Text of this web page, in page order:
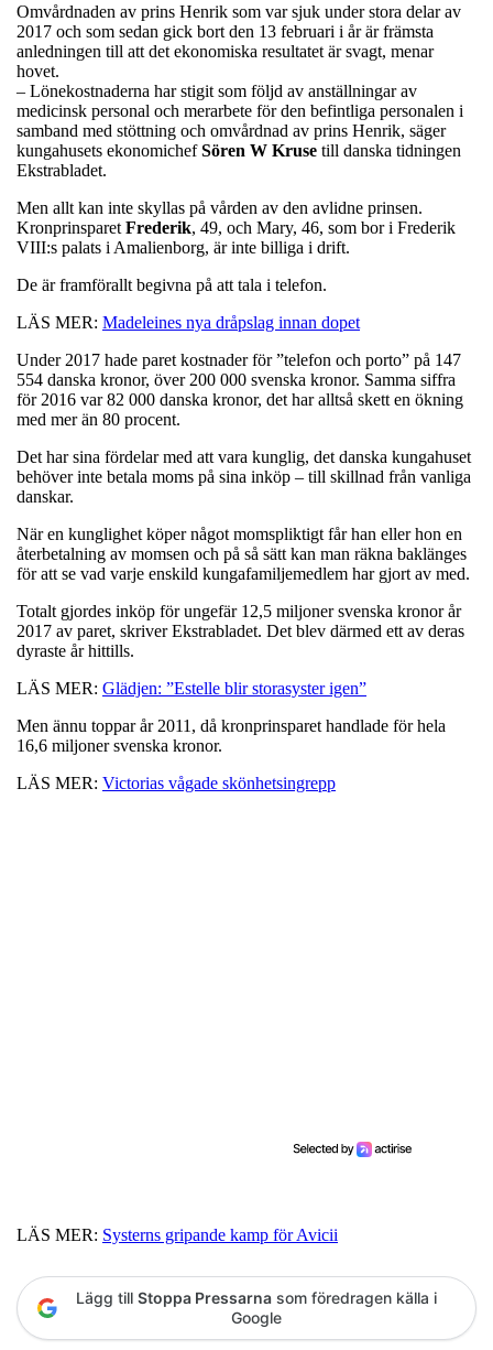
Omvårdnaden av prins Henrik som var sjuk under stora delar av
2017 och som sedan gick bort den 13 februari i år är främsta
anledningen till att det ekonomiska resultatet är svagt, menar
hovet.
– Lönekostnaderna har stigit som följd av anställningar av
medicinsk personal och merarbete för den befintliga personalen i
samband med stöttning och omvårdnad av prins Henrik, säger
kungahusets ekonomichefSören W Kruse till danska tidningen
Ekstrabladet.
Men allt kan inte skyllas på vården av den avlidne prinsen.
Kronprinsparet Frederik, 49, och Mary, 46, som bor i Frederik
VIII:s palats i Amalienborg, är inte billiga i drift.
De är framförallt begivna på att tala i telefon.
LÄS MER: Madeleines nya dråpslag innan dopet
Under 2017 hade paret kostnader för ”telefon och porto” på 147
554 danska kronor, över 200 000 svenska kronor. Samma siffra
för 2016 var 82 000 danska kronor, det har alltså skett en ökning
med mer än 80 procent.
Det har sina fördelar med att vara kunglig, det danska kungahuset
behöver inte betala moms på sina inköp – till skillnad från vanliga
danskar.
När en kunglighet köper något momspliktigt får han eller hon en
återbetalning av momsen och på så sätt kan man räkna baklänges
för att se vad varje enskild kungafamiljemedlem har gjort av med.
Totalt gjordes inköp för ungefär 12,5 miljoner svenska kronor år
2017 av paret, skriver Ekstrabladet. Det blev därmed ett av deras
dyraste år hittills.
LÄS MER: Glädjen: ”Estelle blir storasyster igen”
Men ännu toppar år 2011, då kronprinsparet handlade för hela
16,6 miljoner svenska kronor.
LÄS MER: Victorias vågade skönhetsingrepp
LÄS MER: Systerns gripande kamp för Avicii
Lägg till Stoppa Pressarna som föredragen källa i
Google